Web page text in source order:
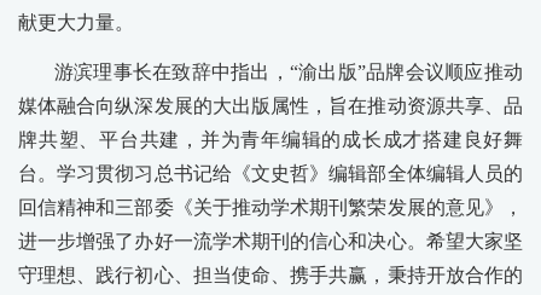
献更大力量。
游滨理事长在致辞中指出，“渝出版”品牌会议顺应推动
媒体融合向纵深发展的大出版属性，旨在推动资源共享、品
牌共塑、平台共建，并为青年编辑的成长成才搭建良好舞
台。学习贯彻习总书记给《文史哲》编辑部全体编辑人员的
回信精神和三部委《关于推动学术期刊繁荣发展的意见》，
进一步增强了办好一流学术期刊的信心和决心。希望大家坚
守理想、践行初心、担当使命、携手共赢，秉持开放合作的